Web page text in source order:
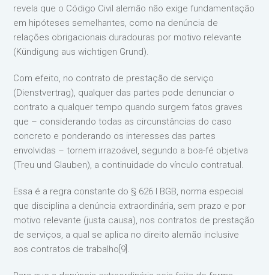
revela que o Código Civil alemão não exige fundamentação
em hipóteses semelhantes, como na denúncia de
relações obrigacionais duradouras por motivo relevante
(Kündigung aus wichtigen Grund).
Com efeito, no contrato de prestação de serviço
(Dienstvertrag), qualquer das partes pode denunciar o
contrato a qualquer tempo quando surgem fatos graves
que – considerando todas as circunstâncias do caso
concreto e ponderando os interesses das partes
envolvidas – tornem irrazoável, segundo a boa-fé objetiva
(Treu und Glauben), a continuidade do vínculo contratual.
Essa é a regra constante do § 626 I BGB, norma especial
que disciplina a denúncia extraordinária, sem prazo e por
motivo relevante (justa causa), nos contratos de prestação
de serviços, a qual se aplica no direito alemão inclusive
aos contratos de trabalho[9].